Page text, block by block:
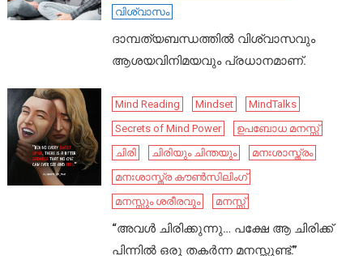
വിശ്വാസം
ദാമ്പത്യബന്ധത്തിൽ വിശ്വാസവും
ആശയവിനിമയവും പ്രധാനമാണ്.
Mind Reading Mindset
MindTalks
Secrets of Mind Power
ഉപബോധ മനസ്സ്
ചിരി
ചിരിയും ചിന്തയും
മനഃശാസ്ത്രം
മനഃശാസ്ത്ര കൗൺസിലിംഗ്
മനസ്സും ശരീരവും
മനസ്സ്
“അവൾ ചിരിക്കുന്നു… പക്ഷേ ആ ചിരിക്ക്
പിന്നിൽ ഒരു തകർന്ന മനസ്സുണ്ട്.”